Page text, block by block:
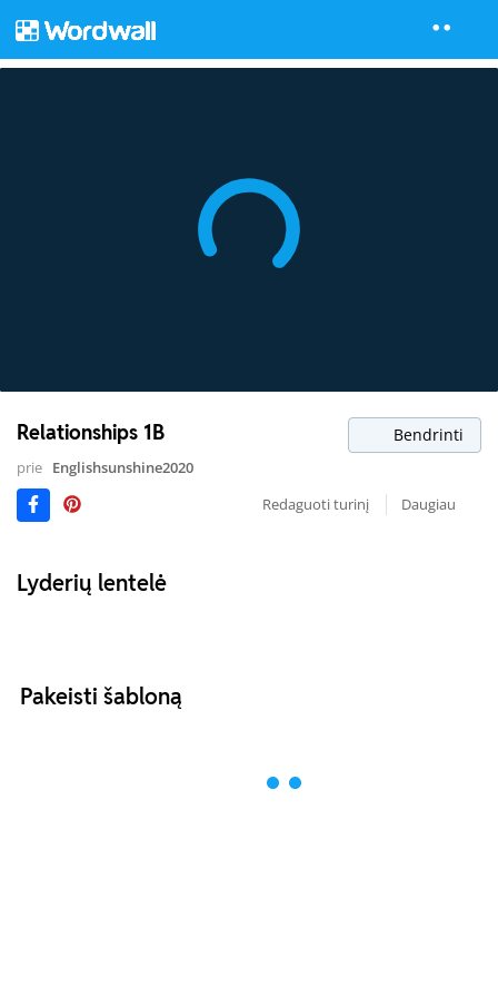
Relationships 1B Bendrinti
prie Englishsunshine2020
Redaguoti turinį
Daugiau
Lyderių lentelė
Pakeisti šabloną